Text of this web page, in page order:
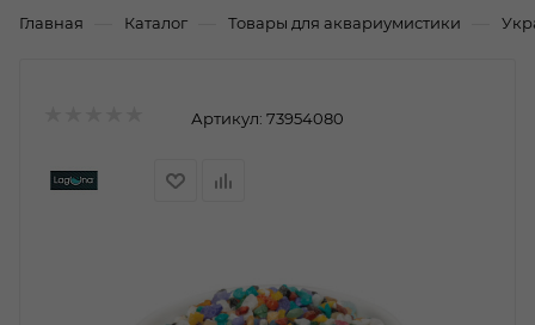
Главная Каталог Товары для аквариумистики
Артикул: 73954080